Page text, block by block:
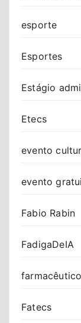
esporte
Esportes
Estágio
Etecs
evento
evento
Fabio Rabin
FadigaDeIA
farmacêutico
Fatecs